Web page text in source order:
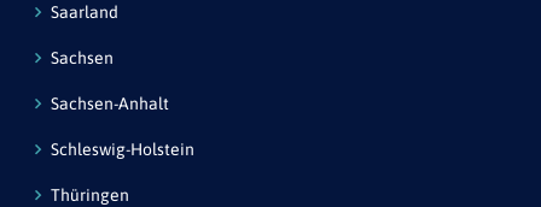
Saarland
Sachsen
Sachsen-Anhalt
Schleswig-Holstein
Thüringen